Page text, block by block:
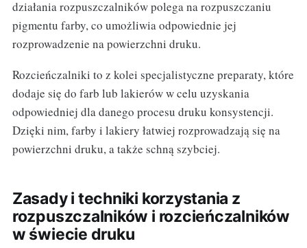
działania rozpuszczalników polega na rozpuszczaniu
pigmentu farby, co umożliwia odpowiednie jej
rozprowadzenie na powierzchni druku.
Rozcieńczalniki to z kolei specjalistyczne preparaty, które
dodaje się do farb lub lakierów w celu uzyskania
odpowiedniej dla danego procesu druku konsystencji.
Dzięki nim, farby i lakiery łatwiej rozprowadzają się na
powierzchni druku, a także schną szybciej.
Zasady i techniki korzystania z
rozpuszczalników i rozcieńczalników
w świecie druku